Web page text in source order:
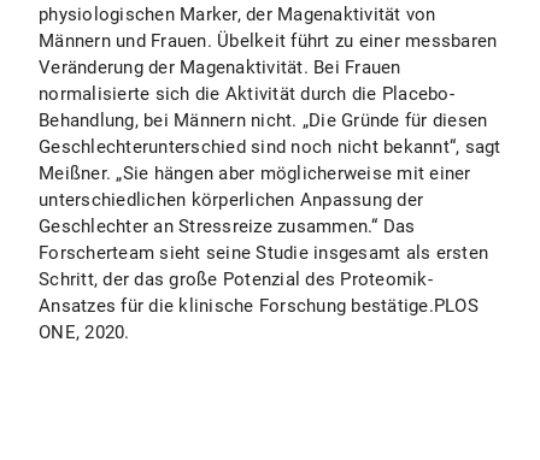
physiologischen Marker, der Magenaktivität von
Männern und Frauen. Übelkeit führt zu einer messbaren
Veränderung der Magenaktivität. Bei Frauen
normalisierte sich die Aktivität durch die Placebo-
Behandlung, bei Männern nicht. „Die Gründe für diesen
Geschlechterunterschied sind noch nicht bekannt“, sagt
Meißner. „Sie hängen aber möglicherweise mit einer
unterschiedlichen körperlichen Anpassung der
Geschlechter an Stressreize zusammen.“ Das
Forscherteam sieht seine Studie insgesamt als ersten
Schritt, der das große Potenzial des Proteomik-
Ansatzes für die klinische Forschung bestätige.PLOS
ONE, 2020.